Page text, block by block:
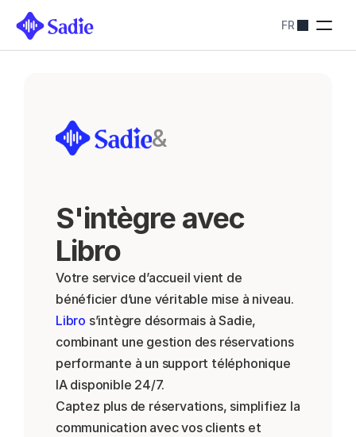
FR
Tarification
Simplifiez les
réservations
SOLUTIONS SADIE
&
S'intègre avec
Libro
Votre service d’accueil vient de
Libro s’intègre désormais à Sadie,
combinant une gestion des réservations
performante à un support téléphonique
IA disponible 24/7.
Captez plus de réservations, simplifiez la
communication avec vos clients et